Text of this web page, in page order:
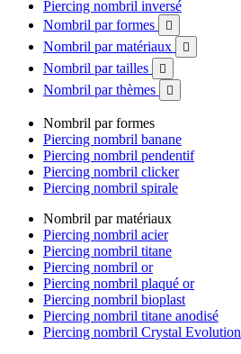
Piercing nombril inversé
Nombril par formes

Nombril par matériaux 
Nombril par tailles 
Nombril par thèmes 
Nombril par formes
Piercing nombril banane
Piercing nombril pendentif
Piercing nombril clicker
Piercing nombril spirale
Nombril par matériaux
Piercing nombril acier
Piercing nombril titane
Piercing nombril or
Piercing nombril plaqué or
Piercing nombril bioplast
Piercing nombril titane anodisé
Piercing nombril Crystal Evolution